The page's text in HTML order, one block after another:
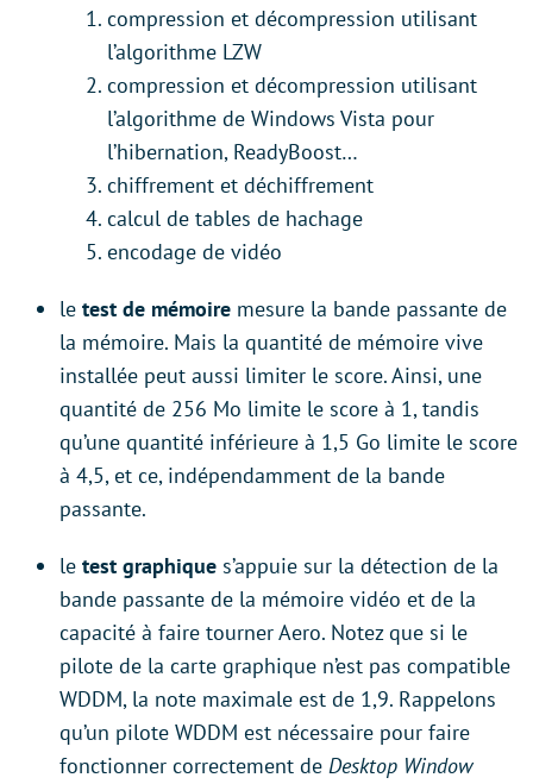
compression et décompression utilisant
l’algorithme LZW
compression et décompression utilisant
l’algorithme de Windows Vista pour
l’hibernation, ReadyBoost…
chiffrement et déchiffrement
calcul de tables de hachage
encodage de vidéo
le test de mémoire mesure la bande passante de
la mémoire. Mais la quantité de mémoire vive
installée peut aussi limiter le score. Ainsi, une
quantité de 256 Mo limite le score à 1, tandis
qu’une quantité inférieure à 1,5 Go limite le score
à 4,5, et ce, indépendamment de la bande
passante.
le test graphique s’appuie sur la détection de la
bande passante de la mémoire vidéo et de la
capacité à faire tourner Aero. Notez que si le
pilote de la carte graphique n’est pas compatible
WDDM, la note maximale est de 1,9. Rappelons
qu’un pilote WDDM est nécessaire pour faire
fonctionner correctement de Desktop Window